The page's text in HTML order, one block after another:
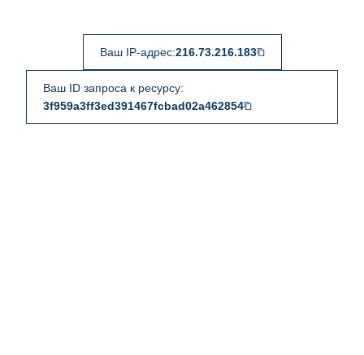
Ваш IP-адрес:216.73.216.183
Ваш ID запроса к ресурсу:
3f959a3ff3ed391467fcbad02a462854